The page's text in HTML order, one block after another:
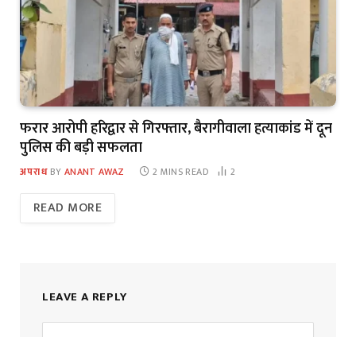
फरार आरोपी हरिद्वार से गिरफ्तार, बैरागीवाला हत्याकांड में दून
पुलिस की बड़ी सफलता
अपराध BY ANANT AWAZ 2 MINS READ 2
READ MORE
LEAVE A REPLY